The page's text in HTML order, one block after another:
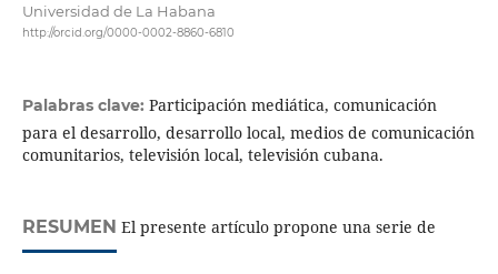
Universidad de La Habana
http://orcid.org/0000-0002-8860-6810
Palabras clave: Participación mediática, comunicación
para el desarrollo, desarrollo local, medios de comunicación
comunitarios, televisión local, televisión cubana.
RESUMEN El presente artículo propone una serie de